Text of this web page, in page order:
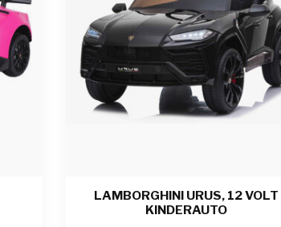
LAMBORGHINI URUS, 12 VOLT
KINDERAUTO